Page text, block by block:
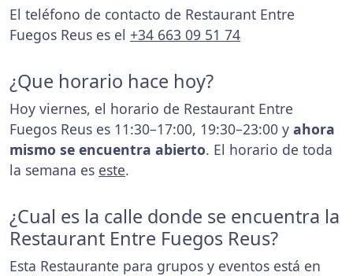
El teléfono de contacto de Restaurant Entre
Fuegos Reus es el +34 663 09 51 74
¿Que horario hace hoy?
Hoy viernes, el horario de Restaurant Entre
Fuegos Reus es 11:30–17:00, 19:30–23:00 y ahora
mismo se encuentra abierto. El horario de toda
la semana es este.
¿Cual es la calle donde se encuentra la
Restaurant Entre Fuegos Reus?
Esta Restaurante para grupos y eventos está en